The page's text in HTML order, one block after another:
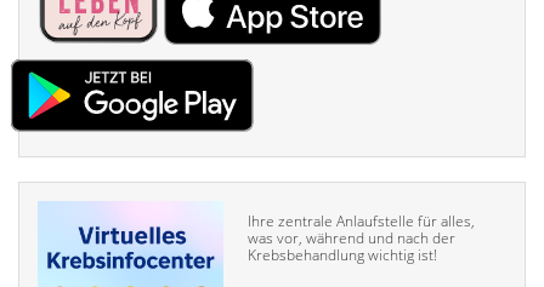
Ihre zentrale Anlaufstelle für alles,
was vor, während und nach der
Krebsbehandlung wichtig ist!